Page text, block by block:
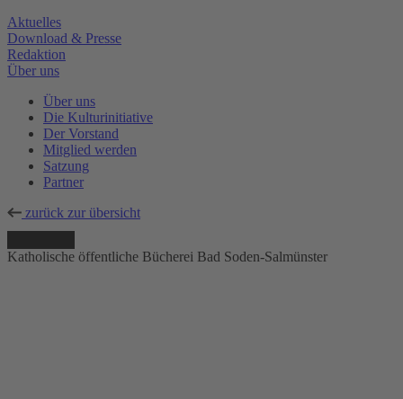
Aktuelles
Download & Presse
Redaktion
Über uns
Über uns
Die Kulturinitiative
Der Vorstand
Mitglied werden
Satzung
Partner
zurück zur übersicht
Katholische öffentliche Bücherei Bad Soden-Salmünster